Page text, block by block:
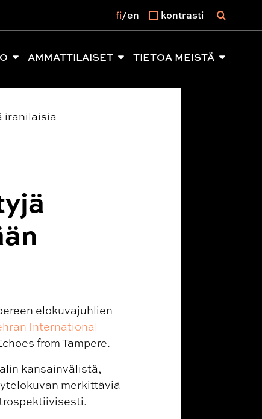
AMMATTILAISET TIETOA MEISTÄ
fi en kontrasti
iranilaisia
elokuvajuhlien
International
from Tampere.
kansainvälistä,
merkittäviä